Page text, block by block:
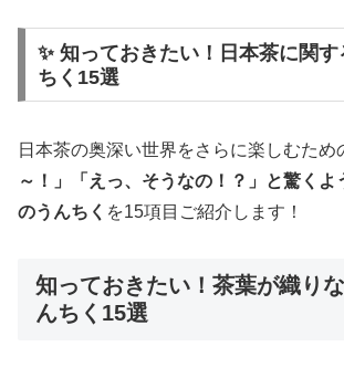
✨ 知っておきたい！日本茶に関
ちく15選
日本茶の奥深い世界をさらに楽しむため
～！」「えっ、そうなの！？」と驚くよ
のうんちく を15項目ご紹介します！
知っておきたい！茶葉が織り
んちく15選